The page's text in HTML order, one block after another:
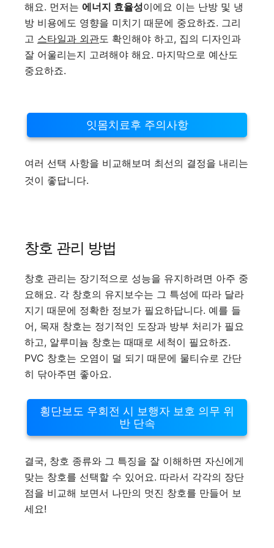
해요. 먼저는 에너지 효율성이에요 이는 난방 및 냉
방 비용에도 영향을 미치기 때문에 중요하죠. 그리
고 스타일과 외관도 확인해야 하고, 집의 디자인과
잘 어울리는지 고려해야 해요. 마지막으로 예산도
중요하죠.
잇몸치료후 주의사항
여러 선택 사항을 비교해보며 최선의 결정을 내리는
것이 좋답니다.
창호 관리 방법
창호 관리는 장기적으로 성능을 유지하려면 아주 중
요해요. 각 창호의 유지보수는 그 특성에 따라 달라
지기 때문에 정확한 정보가 필요하답니다. 예를 들
어, 목재 창호는 정기적인 도장과 방부 처리가 필요
하고, 알루미늄 창호는 때때로 세척이 필요하죠.
PVC 창호는 오염이 덜 되기 때문에 물티슈로 간단
히 닦아주면 좋아요.
횡단보도 우회전 시 보행자 보호 의무 위
반 단속
결국, 창호 종류와 그 특징을 잘 이해하면 자신에게
맞는 창호를 선택할 수 있어요. 따라서 각각의 장단
점을 비교해 보면서 나만의 멋진 창호를 만들어 보
세요!